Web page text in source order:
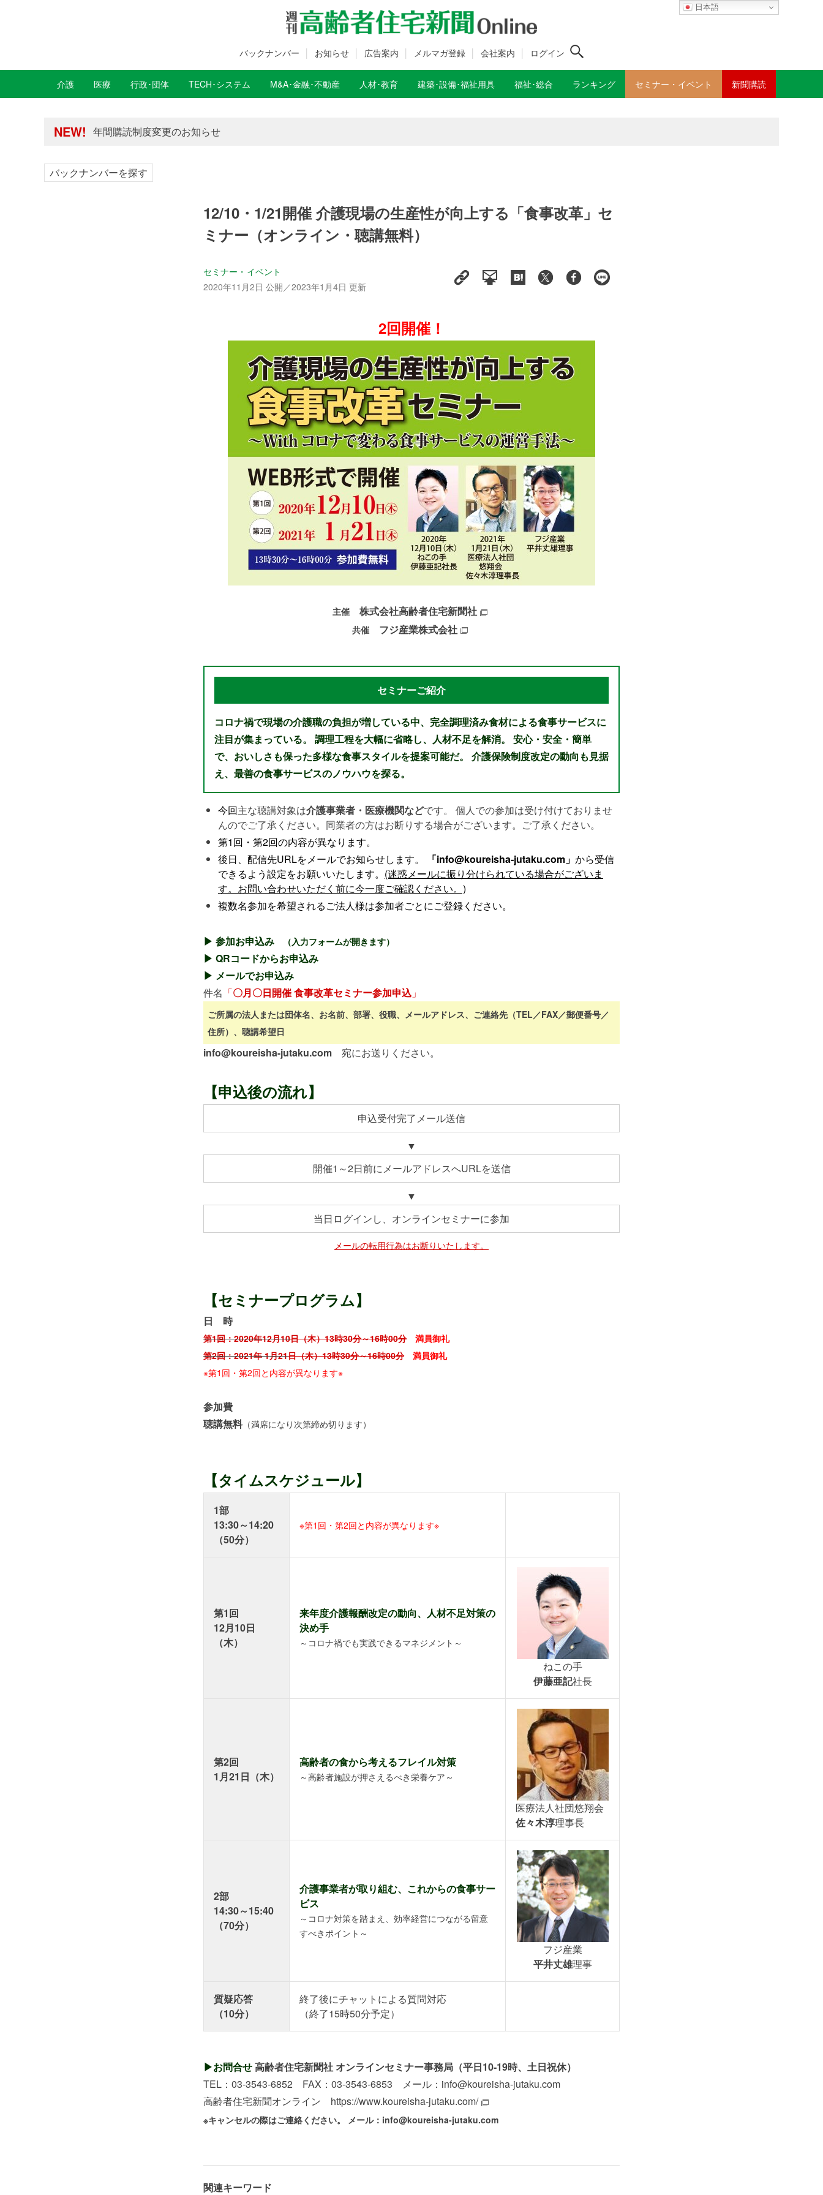
日本語
バックナンバー お知らせ 広告案内 メルマガ登録 会社案内 ログイン
介護 医療 行政･団体 TECH･システム M&A･金融･不動産 人材･教育 建築･設備･福祉用具 福祉･総合 ランキング セミナー・イベント 新聞購読
NEW!
年間購読制度変更のお知らせ
年間購読制度変更のお知らせ
バックナンバーを探す
12/10・1/21開催 介護現場の生産性が向上する「食事改革」セ
ミナー（オンライン・聴講無料）
セミナー・イベント
2020年11月2日 公開／2023年1月4日 更新
2回開催！
主催 株式会社高齢者住宅新聞社
共催 フジ産業株式会社
セミナーご紹介
コロナ禍で現場の介護職の負担が増している中、完全調理済み食材による食事サービスに
注目が集まっている。
調理工程を大幅に省略し、人材不足を解消。
安心・安全・簡単
で、おいしさも保った多様な食事スタイルを提案可能だ。
介護保険制度改定の動向も見据
え、最善の食事サービスのノウハウを探る。
今回主な聴講対象は介護事業者・医療機関などです。 個人での参加は受け付けておりませ
んのでご了承ください。同業者の方はお断りする場合がございます。ご了承ください。
第1回・第2回の内容が異なります。
後日、配信先URLをメールでお知らせします。
「info@koureisha-jutaku.com」 から受信
できるよう設定をお願いいたします。 (迷惑メールに振り分けられている場合がございま
す。お問い合わせいただく前に今一度ご確認ください。)
複数名参加を希望されるご法人様は参加者ごとにご登録ください。
▶ 参加お申込み （入力フォームが開きます）
▶ QRコードからお申込み
▶ メールでお申込み
件名 「〇月〇日開催食事改革セミナー参加申込 」
ご所属の法人または団体名、お名前、部署、役職、メールアドレス、ご連絡先（TEL／FAX／郵便番号／
住所）、聴講希望日
info@koureisha-jutaku.com 宛にお送りください。
【申込後の流れ】
申込受付完了メール送信
▼
開催1～2日前にメールアドレスへURLを送信
▼
当日ログインし、オンラインセミナーに参加
メールの転用行為はお断りいたします。
【セミナープログラム】
日 時
第1回：2020年12月10日（木）13時30分～16時00分
満員御礼
第2回：2021年 1月21日（木）13時30分～16時00分
満員御礼
※第1回・第2回と内容が異なります※
参加費
聴講無料（満席になり次第締め切ります）
【タイムスケジュール】
1部
13:30～14:20
（50分）
※第1回・第2回と内容が異なります※
第1回
12月10日
（木）
来年度介護報酬改定の動向、人材不足対策の
決め手
～コロナ禍でも実践できるマネジメント～
ねこの手
伊藤亜記社長
第2回
1月21日（木）
高齢者の食から考えるフレイル対策
～高齢者施設が押さえるべき栄養ケア～
医療法人社団悠翔会
佐々木淳理事長
2部
14:30～15:40
（70分）
介護事業者が取り組む、これからの食事サー
ビス
～コロナ対策を踏まえ、効率経営につながる留意
すべきポイント～
フジ産業
平井丈雄理事
質疑応答
（10分）
終了後にチャットによる質問対応
（終了15時50分予定）
▶お問合せ高齢者住宅新聞社 オンラインセミナー事務局（平日10-19時、土日祝休）
TEL：03-3543-6852 FAX：03-3543-6853 メール：info@koureisha-jutaku.com
高齢者住宅新聞オンライン https://www.koureisha-jutaku.com/
※キャンセルの際はご連絡ください。 メール：info@koureisha-jutaku.com
関連キーワード